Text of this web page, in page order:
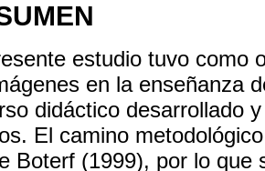
estudio tuvo como
en la enseñanza
didáctico desarrollado
El camino
Boterf (1999), por lo que